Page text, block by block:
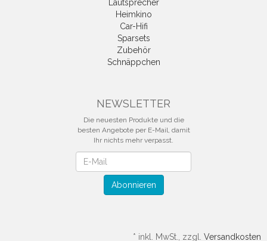
Lautsprecher
Heimkino
Car-Hifi
Sparsets
Zubehör
Schnäppchen
NEWSLETTER
Die neuesten Produkte und die
besten Angebote per E-Mail, damit
Ihr nichts mehr verpasst.
Abonnieren
* inkl. MwSt., zzgl. Versandkosten